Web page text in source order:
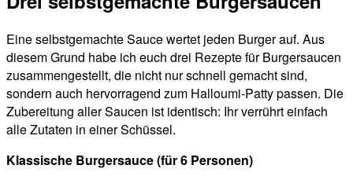
Eine selbstgemachte Sauce wertet jeden Burger auf. Aus
diesem Grund habe ich euch drei Rezepte für Burgersaucen
zusammengestellt, die nicht nur schnell gemacht sind,
sondern auch hervorragend zum Halloumi-Patty passen. Die
Zubereitung aller Saucen ist identisch: Ihr verrührt einfach
alle Zutaten in einer Schüssel.
Klassische Burgersauce (für 6 Personen)